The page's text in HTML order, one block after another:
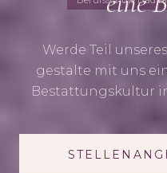
Werde Teil
gestalte mit uns
Bestattungskultur